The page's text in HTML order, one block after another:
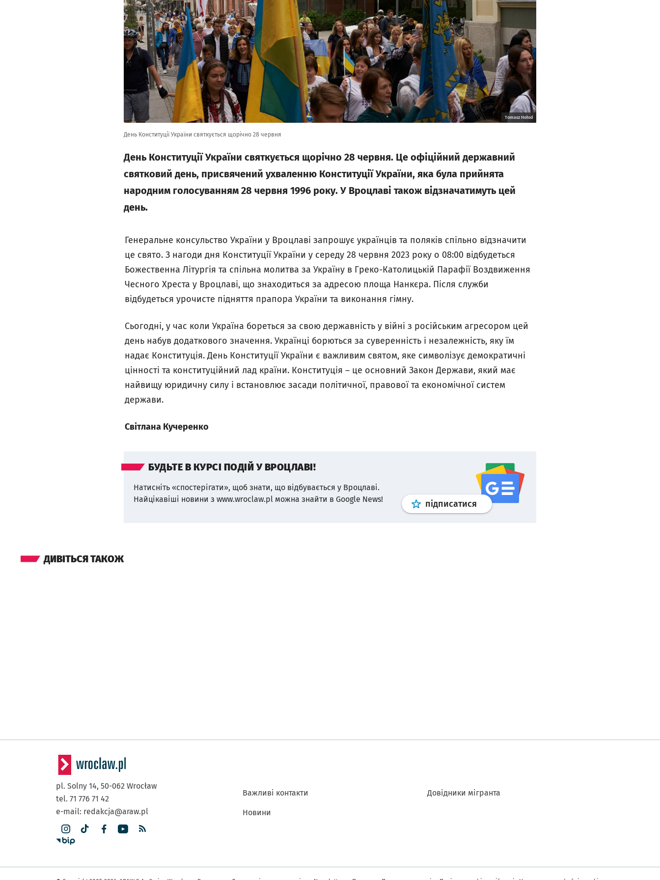
Tomasz Hołod
День Конституції України святкується щорічно 28 червня
День Конституції України святкується щорічно 28 червня. Це офіційний державний
святковий день, присвячений ухваленню Конституції України, яка була прийнята
народним голосуванням 28 червня 1996 року. У Вроцлаві також відзначатимуть цей
день.
Генеральне консульство України у Вроцлаві запрошує українців та поляків спільно відзначити
це свято. З нагоди дня Конституції України у середу 28 червня 2023 року о 08:00 відбудеться
Божественна Літургія та спільна молитва за Україну в Греко-Католицькій Парафії Воздвиження
Чесного Хреста у Вроцлаві, що знаходиться за адресою площа Нанкєра. Після служби
відбудеться урочисте підняття прапора України та виконання гімну.
Сьогодні, у час коли Україна бореться за свою державність у війні з російським агресором цей
день набув додаткового значення. Українці борються за суверенність і незалежність, яку їм
надає Конституція. День Конституції України є важливим святом, яке символізує демократичні
цінності та конституційний лад країни. Конституція – це основний Закон Держави, який має
найвищу юридичну силу і встановлює засади політичної, правової та економічної систем
держави.
Світлана Кучеренко
БУДЬТЕ В КУРСІ ПОДІЙ У ВРОЦЛАВІ!
Натисніть «спостерігати», щоб знати, що відбувається у Вроцлаві.
Найцікавіші новини з www.wroclaw.pl можна знайти в Google News!
підписатися Профільgoogle news
ДИВІТЬСЯ ТАКОЖ
pl. Solny 14, 50-062 Wrocław
tel. 71 776 71 42
e-mail: redakcja@araw.pl
Важливі контакти
Новини
Довідники мігранта
Інша інформація